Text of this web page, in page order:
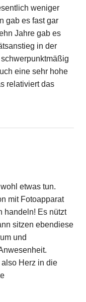
weniger
gab es fast gar
Jahre gab es
in der
eine sehr hohe
relativiert das
etwas tun.
mit Fotoapparat
handeln! Es nützt
sitzen ebendiese
und
Herz in die